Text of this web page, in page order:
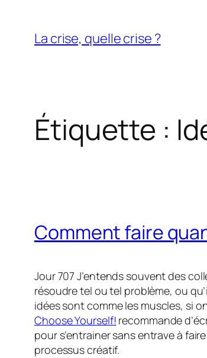
contenu
La crise, quelle crise ?
Étiquette :
Comment faire
Jour 707 J’entends souvent des
résoudre tel ou tel problème, ou
idées sont comme les muscles, si
Choose Yourself! recommande
pour s’entrainer sans entrave à
processus créatif.